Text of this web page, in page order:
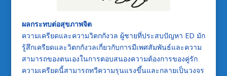
ผลกระทบต่อสุขภาพจิต
ความเครียดและความวิตกกังวล ผู้ชายที่ประสบปัญหา ED มัก
รู้สึกเครียดและวิตกกังวลเกี่ยวกับการมีเพศสัมพันธ์และความ
สามารถของตนเองในการตอบสนองความต้องการของคู่รัก
ความเครียดนี้สามารถทวีความรุนแรงขึ้นและกลายเป็นวงจร